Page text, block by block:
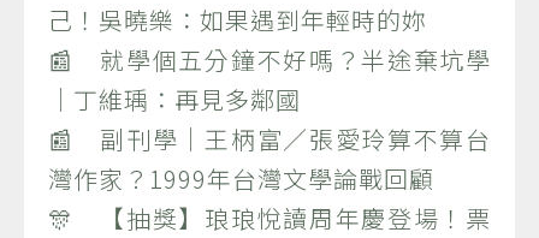
己！吳曉樂：如果遇到年輕時的妳
📰 就學個五分鐘不好嗎？半途棄坑學
｜丁維瑀：再見多鄰國
📰 副刊學｜王柄富／張愛玲算不算台
灣作家？1999年台灣文學論戰回顧
🎊 【抽獎】琅琅悅讀周年慶登場！票